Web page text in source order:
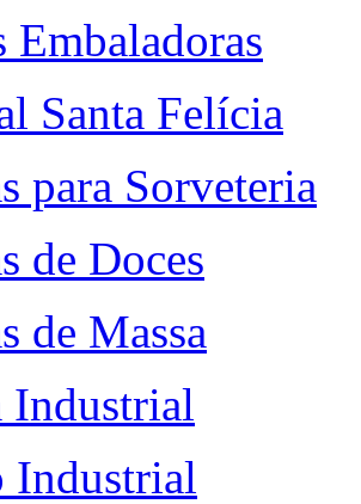
Embaladoras
Santa Felícia
para Sorveteria
de Doces
de Massa
Industrial
Industrial